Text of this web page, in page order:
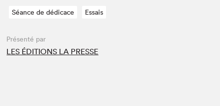
Séance de dédicace Essais
Présenté par
LES ÉDITIONS LA PRESSE